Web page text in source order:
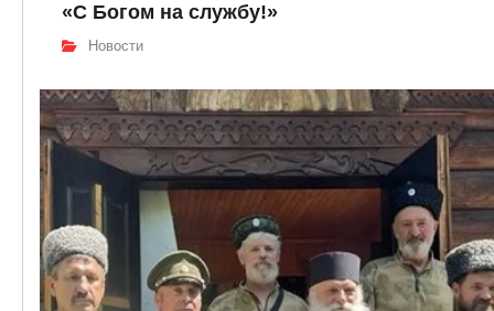
«С Богом на службу!»
Новости